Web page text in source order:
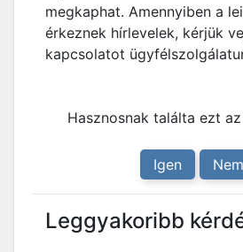
megkaphat. Amennyiben a
érkeznek hírlevelek, kérjük
kapcsolatot
Hasznosnak találta ezt
Igen Nem
Leggyakoribb